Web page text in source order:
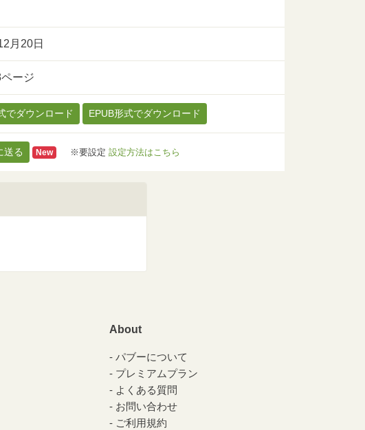
月20日
ージ
でダウンロード EPUB形式でダウンロード
送る New ※要設定 設定方法はこちら
About
パブーについて
プレミアムプラン
よくある質問
お問い合わせ
ご利用規約